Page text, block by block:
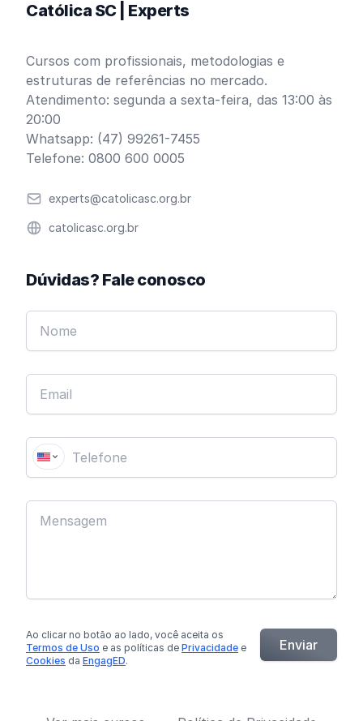
Católica SC | Experts
Cursos com profissionais, metodologias e
estruturas de referências no mercado.
Atendimento: segunda a sexta-feira, das 13:00 às
20:00
Whatsapp: (47) 99261-7455
Telefone: 0800 600 0005
Emailexperts@catolicasc.org.br
Websitecatolicasc.org.br
Dúvidas? Fale conosco
Ao clicar no botão ao lado, você aceita os
Termos de Uso e as políticas de Privacidade e
Cookies da EngagED.
Enviar